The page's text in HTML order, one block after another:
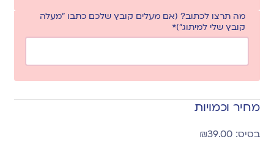
מה תרצו לכתוב? (אם מעלים קובץ שלכם כתבו "מעלה
קובץ שלי למיתוג")*
מחיר וכמויות
₪39.00